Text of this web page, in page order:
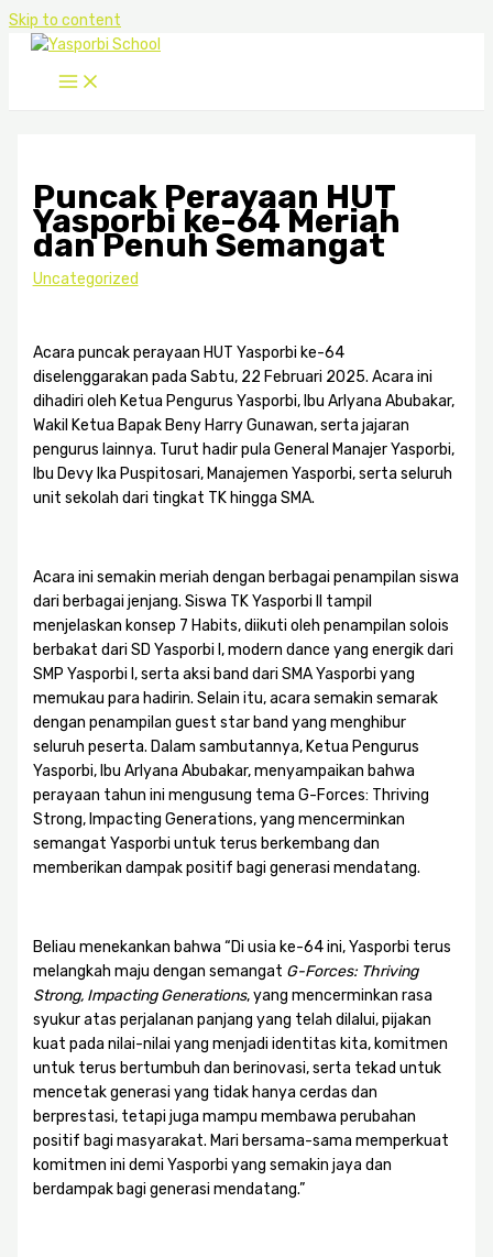
Skip to content
Puncak Perayaan HUT
Yasporbi ke-64 Meriah
dan Penuh Semangat
Uncategorized
Acara puncak perayaan HUT Yasporbi ke-64
diselenggarakan pada Sabtu, 22 Februari 2025. Acara ini
dihadiri oleh Ketua Pengurus Yasporbi, Ibu Arlyana Abubakar,
Wakil Ketua Bapak Beny Harry Gunawan, serta jajaran
pengurus lainnya. Turut hadir pula General Manajer Yasporbi,
Ibu Devy Ika Puspitosari, Manajemen Yasporbi, serta seluruh
unit sekolah dari tingkat TK hingga SMA.
Acara ini semakin meriah dengan berbagai penampilan siswa
dari berbagai jenjang. Siswa TK Yasporbi II tampil
menjelaskan konsep 7 Habits, diikuti oleh penampilan solois
berbakat dari SD Yasporbi I, modern dance yang energik dari
SMP Yasporbi I, serta aksi band dari SMA Yasporbi yang
memukau para hadirin. Selain itu, acara semakin semarak
dengan penampilan guest star band yang menghibur
seluruh peserta. Dalam sambutannya, Ketua Pengurus
Yasporbi, Ibu Arlyana Abubakar, menyampaikan bahwa
perayaan tahun ini mengusung tema G-Forces: Thriving
Strong, Impacting Generations, yang mencerminkan
semangat Yasporbi untuk terus berkembang dan
memberikan dampak positif bagi generasi mendatang.
Beliau menekankan bahwa “Di usia ke-64 ini, Yasporbi terus
melangkah maju dengan semangat G-Forces: Thriving
Strong, Impacting Generations, yang mencerminkan rasa
syukur atas perjalanan panjang yang telah dilalui, pijakan
kuat pada nilai-nilai yang menjadi identitas kita, komitmen
untuk terus bertumbuh dan berinovasi, serta tekad untuk
mencetak generasi yang tidak hanya cerdas dan
berprestasi, tetapi juga mampu membawa perubahan
positif bagi masyarakat. Mari bersama-sama memperkuat
komitmen ini demi Yasporbi yang semakin jaya dan
berdampak bagi generasi mendatang.”